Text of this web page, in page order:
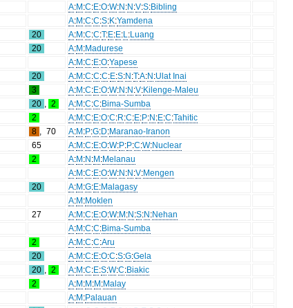
A:M:C:E:O:W:N:N:V:S:Bibling
A:M:C:C:S:K:Yamdena
20 A:M:C:C:T:E:E:L :Luang
20 A:M:Madurese
A:M:C:E:O:Yapese
20 A:M:C:C:C:E:S:N:T:A:N:Ulat Inai
3 A:M:C:E:O:W:N:N:V:Kilenge-Maleu
20 2 A:M:C:C:Bima-Sumba
2 A:M:C:E:O:C:R:C:E:P:N:E:C:Tahitic
8 70 A:M:P:G:D:Maranao-Iranon
65 A:M:C:E:O:W:P:P:C:W:Nuclear
2 A:M:N:M:Melanau
A:M:C:E:O:W:N:N:V:Mengen
20 A:M:G:E:Malagasy
A:M:Moklen
27 A:M:C:E:O:W:M:N:S:N:Nehan
A:M:C:C:Bima-Sumba
2 A:M:C:C:Aru
20 A:M:C:E:O:C:S:G:Gela
20 2 A:M:C:E:S:W:C:Biakic
2 A:M:M:M:Malay
A:M:Palauan